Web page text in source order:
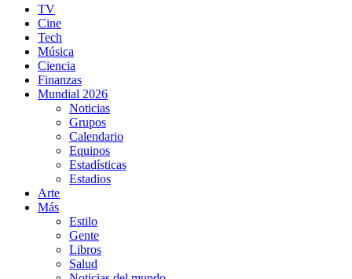
TV
Cine
Tech
Música
Ciencia
Finanzas
Mundial 2026
Noticias
Grupos
Calendario
Equipos
Estadísticas
Estadios
Arte
Más
Estilo
Gente
Libros
Salud